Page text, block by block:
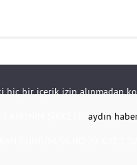
hiç bir içerik izin alınmadan
aydın